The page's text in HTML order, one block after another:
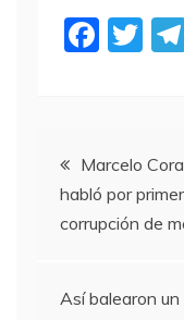
F
b
o
o
T
de
Marcelo
habló por
corrupción de
Así balearon